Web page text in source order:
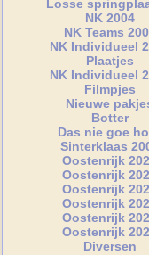
Losse
NK 2004
NK Teams
NK Individueel
Plaatjes
NK Individueel
Filmpjes
Nieuwe
Botter
Das nie goe
Sinterklaas
Oostenrijk
Oostenrijk
Oostenrijk
Oostenrijk
Oostenrijk
Oostenrijk
Diversen